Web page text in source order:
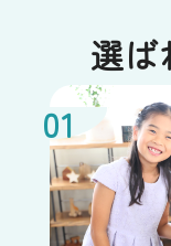
選ば
3．個人情報
弊社が個人
とおりです。
・本サービ
・ユーザー
（本人確認
・メンテナ
たご連絡のた